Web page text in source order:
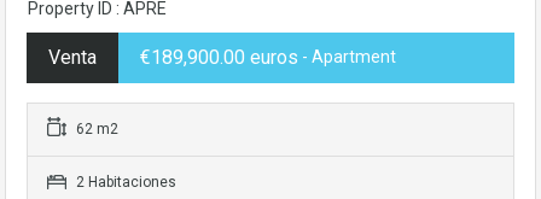
Property ID : APRE
Venta €189,900.00 euros - Apartment
62 m2
2 Habitaciones